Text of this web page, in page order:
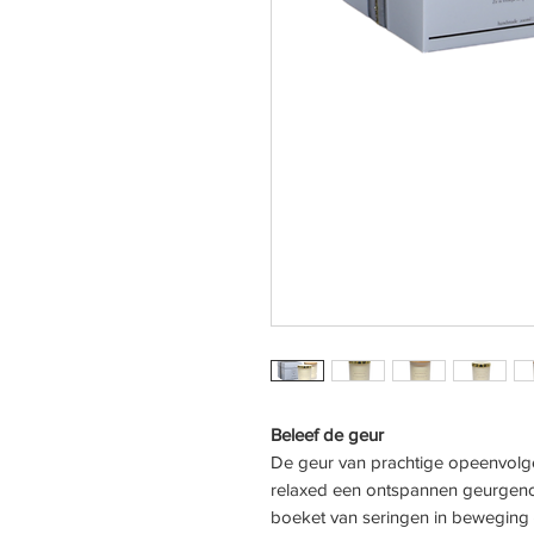
Beleef de geur
De geur van prachtige
relaxed een ontspannen
boeket van seringen in